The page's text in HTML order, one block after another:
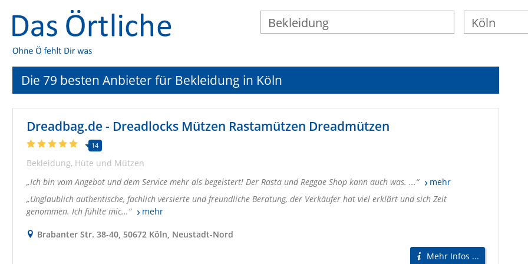
Die 79 besten Anbieter für Bekleidung in Köln
Dreadbag.de - Dreadlocks Mützen Rastamützen Dreadmützen
14
Bekleidung Hüte und Mützen
Ich bin vom Angebot und dem Service mehr als begeistert! Der Rasta und Reggae Shop kann auch was. ...
mehr
Unglaublich authentische, fachlich versierte und freundliche Beratung, der Verkäufer hat viel erklärt und sich Zeit
genommen. Ich fühlte mic...
mehr
Brabanter Str. 38-40, 50672 Köln, Neustadt-Nord
Mehr Infos ...